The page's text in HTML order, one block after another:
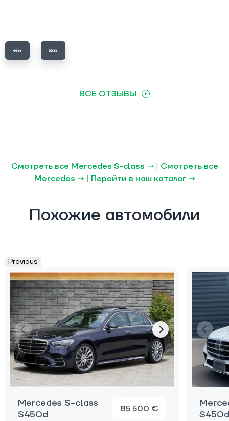
ВСЕ ОТЗЫВЫ
Смотреть все Mercedes S-class → | Смотреть все
Mercedes → | Перейти в наш каталог →
Похожие автомобили
Previous
Mercedes S-class
S450d
85 500 €
S450d